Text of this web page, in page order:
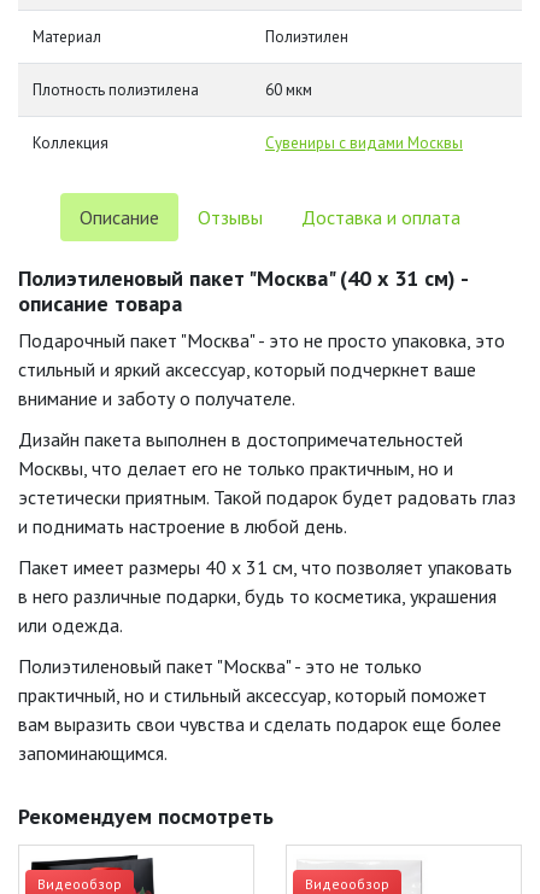
Материал Полиэтилен
Плотность полиэтилена 60 мкм
Коллекция Сувениры с видами Москвы
Описание Отзывы Доставка и оплата
Полиэтиленовый пакет "Москва" (40 х 31 см) -
описание товара
Подарочный пакет "Москва" - это не просто упаковка, это
стильный и яркий аксессуар, который подчеркнет ваше
внимание и заботу о получателе.
Дизайн пакета выполнен в достопримечательностей
Москвы, что делает его не только практичным, но и
эстетически приятным. Такой подарок будет радовать глаз
и поднимать настроение в любой день.
Пакет имеет размеры 40 х 31 см, что позволяет упаковать
в него различные подарки, будь то косметика, украшения
или одежда.
Полиэтиленовый пакет "Москва" - это не только
практичный, но и стильный аксессуар, который поможет
вам выразить свои чувства и сделать подарок еще более
запоминающимся.
Рекомендуем посмотреть
Видеообзор Видеообзор